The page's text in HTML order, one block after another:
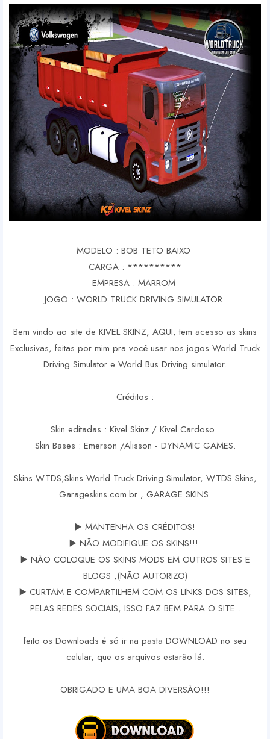
MODELO : BOB TETO BAIXO
CARGA : **********
EMPRESA : MARROM
JOGO : WORLD TRUCK DRIVING SIMULATOR
Bem vindo ao site de KIVEL SKINZ, AQUI, tem acesso as skins
Exclusivas, feitas por mim pra você usar nos jogos World Truck
Driving Simulator e World Bus Driving simulator.
Créditos :
Skin editadas : Kivel Skinz / Kivel Cardoso .
Skin Bases : Emerson /Alisson - DYNAMIC GAMES.
Skins WTDS,Skins World Truck Driving Simulator, WTDS Skins,
Garageskins.com.br , GARAGE SKINS
▶️ MANTENHA OS CRÉDITOS!
▶️ NÃO MODIFIQUE OS SKINS!!!
▶️ NÃO COLOQUE OS SKINS MODS EM OUTROS SITES E
BLOGS ,(NÃO AUTORIZO)
▶️ CURTAM E COMPARTILHEM COM OS LINKS DOS SITES,
PELAS REDES SOCIAIS, ISSO FAZ BEM PARA O SITE .
feito os Downloads é só ir na pasta DOWNLOAD no seu
celular, que os arquivos estarão lá.
OBRIGADO E UMA BOA DIVERSÃO!!!